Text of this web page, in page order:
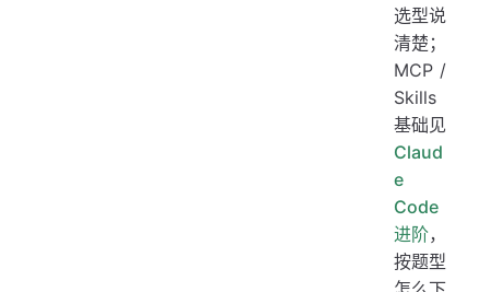
选型说
清楚；
MCP /
Skills
基础见
Claud
e
Code
进阶，
按题型